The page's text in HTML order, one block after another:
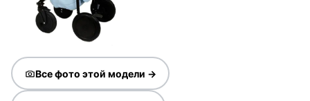
Все фото этой модели →